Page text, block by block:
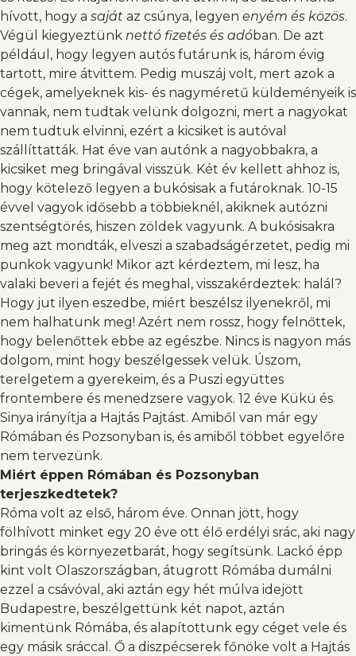
hívott, hogy a saját az csúnya, legyen enyém és közös.
Végül kiegyeztünk nettó fizetés és adóban. De azt
például, hogy legyen autós futárunk is, három évig
tartott, mire átvittem. Pedig muszáj volt, mert azok a
cégek, amelyeknek kis- és nagyméretű küldeményeik is
vannak, nem tudtak velünk dolgozni, mert a nagyokat
nem tudtuk elvinni, ezért a kicsiket is autóval
szállíttatták. Hat éve van autónk a nagyobbakra, a
kicsiket meg bringával visszük. Két év kellett ahhoz is,
hogy kötelező legyen a bukósisak a futároknak. 10-15
évvel vagyok idősebb a többieknél, akiknek autózni
szentségtörés, hiszen zöldek vagyunk. A bukósisakra
meg azt mondták, elveszi a szabadságérzetet, pedig mi
punkok vagyunk! Mikor azt kérdeztem, mi lesz, ha
valaki beveri a fejét és meghal, visszakérdeztek: halál?
Hogy jut ilyen eszedbe, miért beszélsz ilyenekről, mi
nem halhatunk meg! Azért nem rossz, hogy felnőttek,
hogy belenőttek ebbe az egészbe. Nincs is nagyon más
dolgom, mint hogy beszélgessek velük. Úszom,
terelgetem a gyerekeim, és a Puszi együttes
frontembere és menedzsere vagyok. 12 éve Kükü és
Sinya irányítja a Hajtás Pajtást. Amiből van már egy
Rómában és Pozsonyban is, és amiből többet egyelőre
nem tervezünk.
Miért éppen Rómában és Pozsonyban
terjeszkedtetek?
Róma volt az első, három éve. Onnan jött, hogy
fölhívott minket egy 20 éve ott élő erdélyi srác, aki nagy
bringás és környezetbarát, hogy segítsünk. Lackó épp
kint volt Olaszországban, átugrott Rómába dumálni
ezzel a csávóval, aki aztán egy hét múlva idejött
Budapestre, beszélgettünk két napot, aztán
kimentünk Rómába, és alapítottunk egy céget vele és
egy másik sráccal. Ő a diszpécserek főnöke volt a Hajtás